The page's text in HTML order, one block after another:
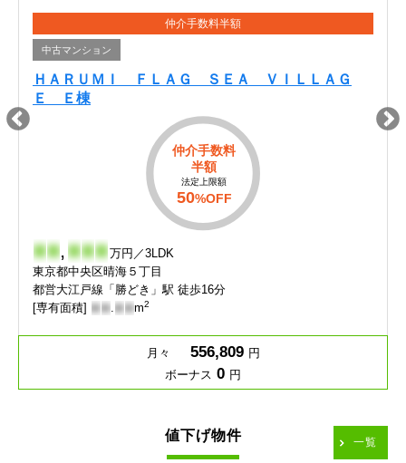
仲介手数料半額
中古マンション
ＨＡＲＵＭＩ ＦＬＡＧ ＳＥＡ ＶＩＬＬＡＧ
Ｅ Ｅ棟
仲介手数料
半額
法定上限額
50%OFF
- - ,- - - 万円／3LDK
東京都中央区晴海５丁目
都営大江戸線「勝どき」駅 徒歩16分
[専有面積] - - .- - m2
月々 556,809 円
ボーナス 0 円
値下げ物件 一覧